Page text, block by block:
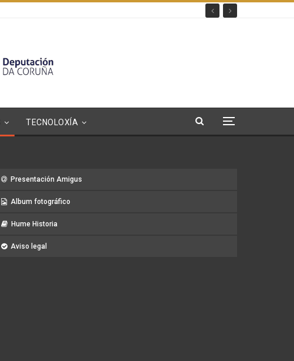
TECNOLOXÍA
Presentación Amigus
Album fotográfico
Hume Historia
Aviso legal